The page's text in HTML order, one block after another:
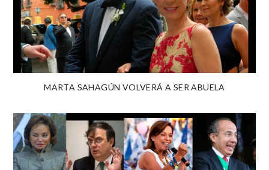
MARTA SAHAGÚN VOLVERÁ A SER ABUELA